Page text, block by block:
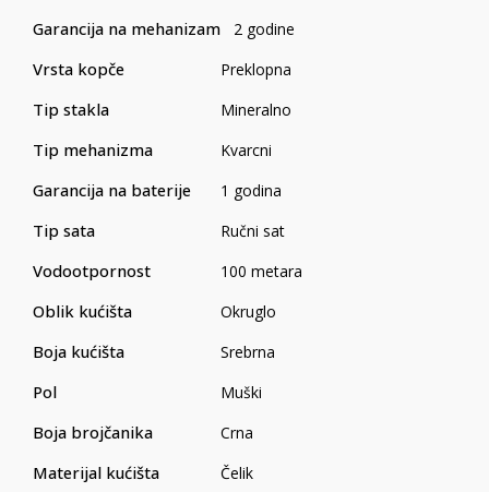
Garancija na mehanizam 2 godine
Vrsta kopče Preklopna
Tip stakla Mineralno
Tip mehanizma Kvarcni
Garancija na baterije 1 godina
Tip sata Ručni sat
Vodootpornost 100 metara
Oblik kućišta Okruglo
Boja kućišta Srebrna
Pol Muški
Boja brojčanika Crna
Materijal kućišta Čelik